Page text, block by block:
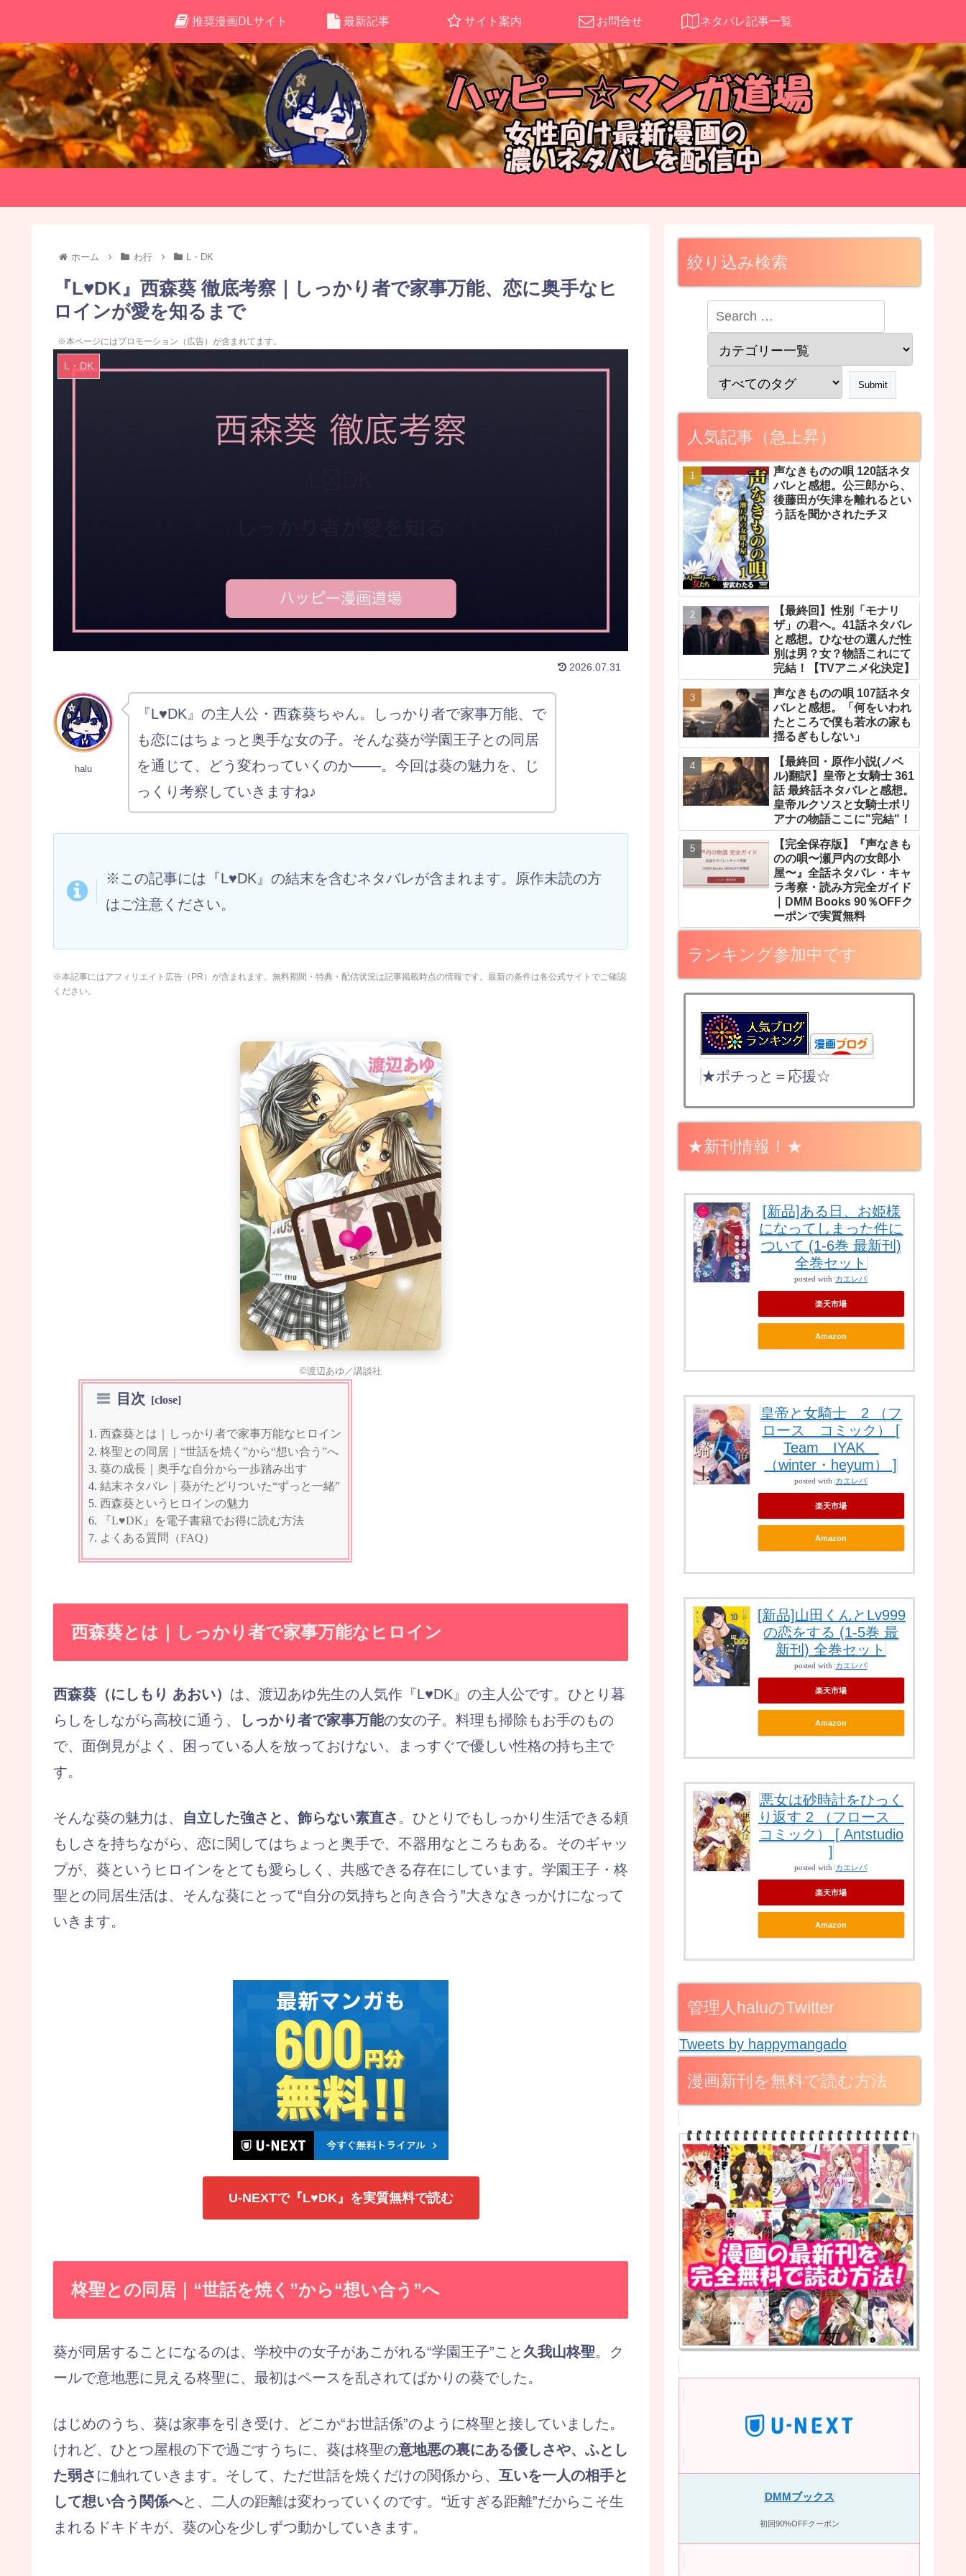
推奨漫画DLサイト 最新記事 サイト案内 お問合せ ネタバレ記事一覧
ホーム わ行 L・DK
『L♥DK』西森葵 徹底考察｜しっかり者で家事万能、恋に奥手なヒ
ロインが愛を知るまで
※本ページにはプロモーション（広告）が含まれてます。
L・DK
2026.07.31
halu
『L♥DK』の主人公・西森葵ちゃん。しっかり者で家事万能、で
も恋にはちょっと奥手な女の子。そんな葵が学園王子との同居
を通じて、どう変わっていくのか——。今回は葵の魅力を、じ
っくり考察していきますね♪
※この記事には『L♥DK』の結末を含むネタバレが含まれます。原作未読の方
はご注意ください。
※本記事にはアフィリエイト広告（PR）が含まれます。無料期間・特典・配信状況は記事掲載時点の情報です。最新の条件は各公式サイトでご確認
ください。
©渡辺あゆ／講談社
目次
西森葵とは｜しっかり者で家事万能なヒロイン
柊聖との同居｜“世話を焼く”から“想い合う”へ
葵の成長｜奥手な自分から一歩踏み出す
結末ネタバレ｜葵がたどりついた“ずっと一緒”
西森葵というヒロインの魅力
『L♥DK』を電子書籍でお得に読む方法
よくある質問（FAQ）
西森葵とは｜しっかり者で家事万能なヒロイン
西森葵（にしもり あおい） は、渡辺あゆ先生の人気作『L♥DK』の主人公です。ひとり暮
らしをしながら高校に通う、
しっかり者で家事万能の女の子。料理も掃除もお手のもの
で、面倒見がよく、困っている人を放っておけない、まっすぐで優しい性格の持ち主で
す。
そんな葵の魅力は、 自立した強さと、飾らない素直さ 。ひとりでもしっかり生活できる頼
もしさを持ちながら、恋に関してはちょっと奥手で、不器用なところもある。そのギャッ
プが、葵というヒロインをとても愛らしく、共感できる存在にしています。学園王子・柊
聖との同居生活は、そんな葵にとって“自分の気持ちと向き合う”大きなきっかけになって
いきます。
U-NEXTで『L♥DK』を実質無料で読む
柊聖との同居｜“世話を焼く”から“想い合う”へ
葵が同居することになるのは、学校中の女子があこがれる“学園王子”こと 久我山柊聖。ク
ールで意地悪に見える柊聖に、最初はペースを乱されてばかりの葵でした。
はじめのうち、葵は家事を引き受け、どこか“お世話係”のように柊聖と接していました。
けれど、ひとつ屋根の下で過ごすうちに、葵は柊聖の意地悪の裏にある優しさや、ふとし
た弱さ に触れていきます。そして、ただ世話を焼くだけの関係から、 互いを一人の相手と
して想い合う関係へと、二人の距離は変わっていくのです。“近すぎる距離”だからこそ生
まれるドキドキが、葵の心を少しずつ動かしていきます。
絞り込み検索
人気記事（急上昇）
声なきものの唄 120話ネタ
バレと感想。公三郎から、
後藤田が矢津を離れるとい
う話を聞かされたチヌ
【最終回】性別「モナリ
ザ」の君へ。41話ネタバレ
と感想。ひなせの選んだ性
別は男？女？物語これにて
完結！【TVアニメ化決定】
声なきものの唄 107話ネタ
バレと感想。「何をいわれ
たところで僕も若水の家も
揺るぎもしない」
【最終回・原作小説(ノベ
ル)翻訳】皇帝と女騎士 361
話 最終話ネタバレと感想。
皇帝ルクソスと女騎士ポリ
アナの物語ここに"完結"！
【完全保存版】『声なきも
のの唄〜瀬戸内の女郎小
屋〜』全話ネタバレ・キャ
ラ考察・読み方完全ガイド
｜DMM Books 90％OFFク
ーポンで実質無料
ランキング参加中です
★ポチっと＝応援☆
★新刊情報！★
[新品]ある日、お姫様
になってしまった件に
ついて (1-6巻 最新刊)
全巻セット
posted with カエレバ
楽天市場
Amazon
皇帝と女騎士 2 （フ
ロース コミック） [
Team IYAK
（winter・heyum） ]
posted with カエレバ
楽天市場
Amazon
[新品]山田くんとLv999
の恋をする (1-5巻 最
新刊) 全巻セット
posted with カエレバ
楽天市場
Amazon
悪女は砂時計をひっく
り返す 2 （フロース
コミック） [ Antstudio
]
posted with カエレバ
楽天市場
Amazon
管理人haluのTwitter
Tweets by happymangado
漫画新刊を無料で読む方法
DMMブックス
初回90%OFFクーポン